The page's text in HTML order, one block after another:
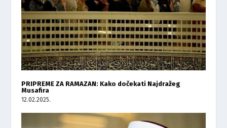
PRIPREME ZA RAMAZAN: Kako dočekati Najdražeg
Musafira
12.02.2025.